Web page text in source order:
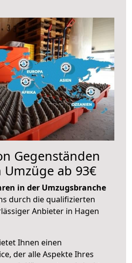
Gegenständen
ab 93€
in der Umzugsbranche
durch die qualifizierten
Anbieter in Hagen
Ihnen einen
der alle Aspekte Ihres